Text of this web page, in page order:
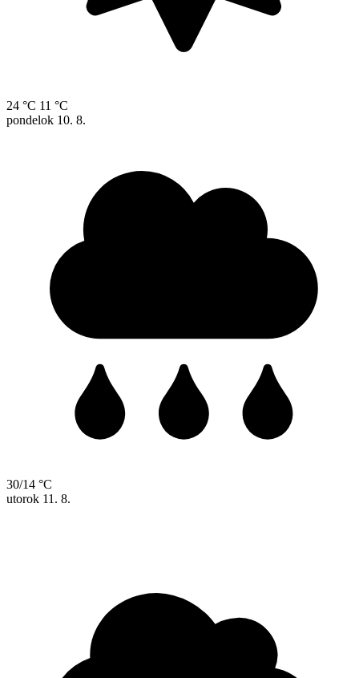
24 °C 11 °C
pondelok 10. 8.
30/14 °C
utorok 11. 8.